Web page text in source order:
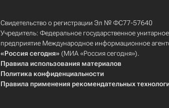
Свидетельство о регистрации Эл № ФС77-57640
Учредитель: Федеральное государственное унитарное
предприятие Международное информационное
«Россия сегодня» (МИА «Россия сегодня»).
Правила использования материалов
Политика конфиденциальности
Правила применения рекомендательных